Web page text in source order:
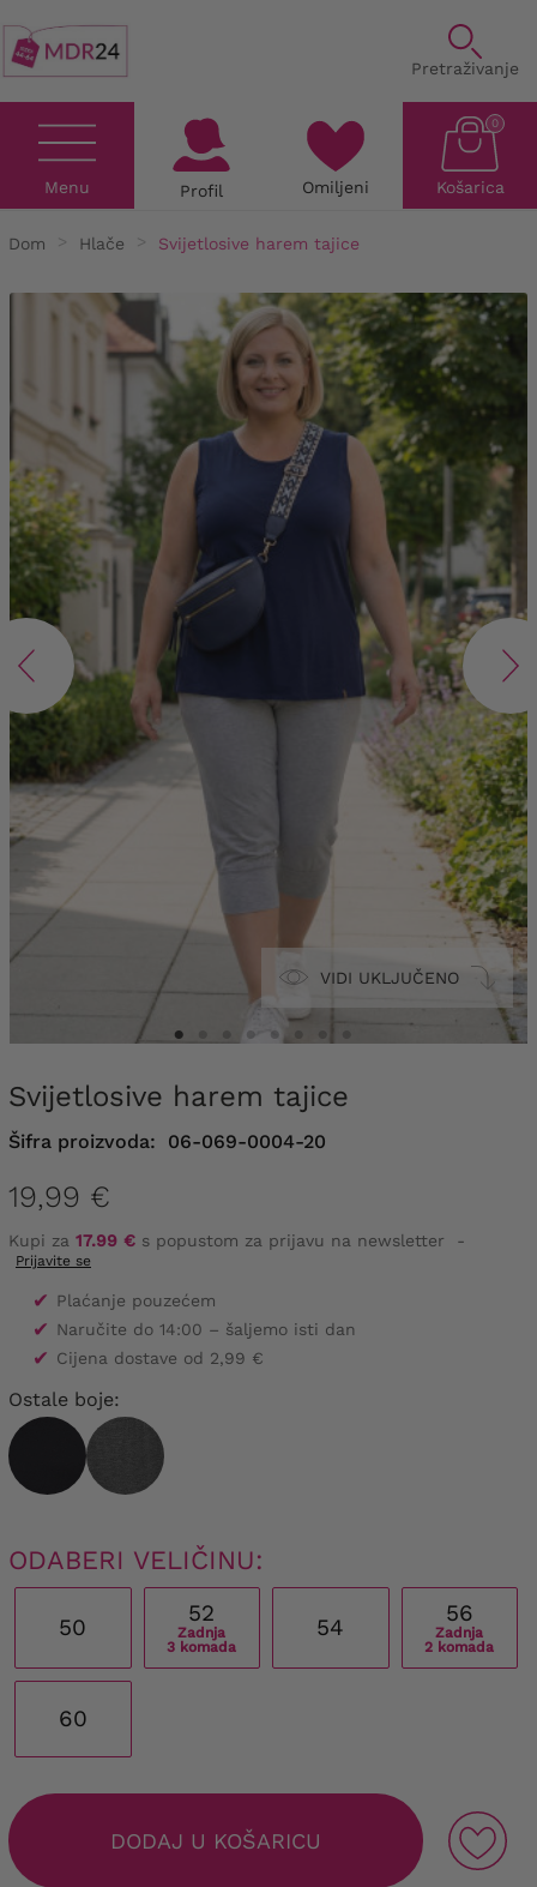
Pretraživanje
Menu Profil Omiljeni Košarica
0
Dom Hlače Svijetlosive harem tajice
VIDI UKLJUČENO
Svijetlosive harem tajice
Šifra proizvoda: 06-069-0004-20
19,99 €
Kupi za 17.99 € s popustom za prijavu na newsletter -
Prijavite se
✔ Plaćanje pouzećem
✔ Naručite do 14:00 – šaljemo isti dan
✔ Cijena dostave od 2,99 €
Ostale boje:
ODABERI VELIČINU:
50
52
Zadnja
3 komada
54
56
Zadnja
2 komada
60
DODAJ U KOŠARICU